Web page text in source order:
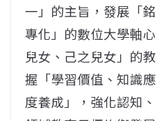
一」的主旨，發展「
專化」的數位大學軸
兒女、己之兒女」的
握「學習價值、知識
度養成」，強化認知